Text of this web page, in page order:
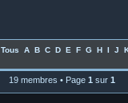
Tous A B C D E F G H I J
19 membres • Page 1 sur 1